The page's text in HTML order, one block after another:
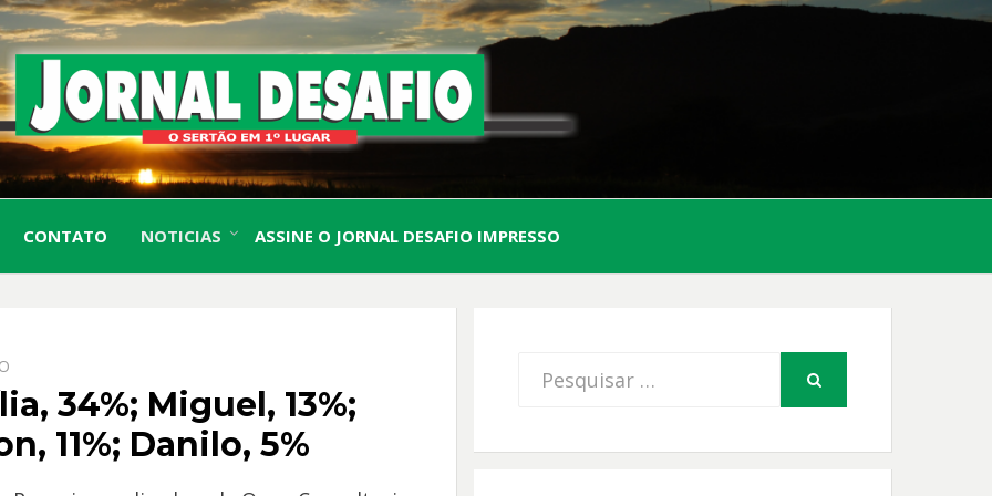
JORNAL
DESAFIO
O Sertão em 1º Lugar
CONTATO NOTICIAS ASSINE O JORNAL DESAFIO IMPRESSO
34%; Miguel, 13%;
11%; Danilo, 5%
Procurar